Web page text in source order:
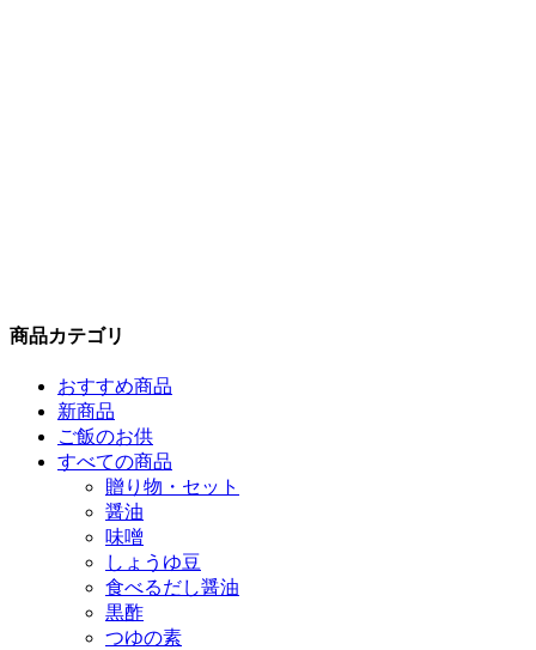
商品カテゴリ
おすすめ商品
新商品
ご飯のお供
すべての商品
贈り物・セット
醤油
味噌
しょうゆ豆
食べるだし醤油
黒酢
つゆの素